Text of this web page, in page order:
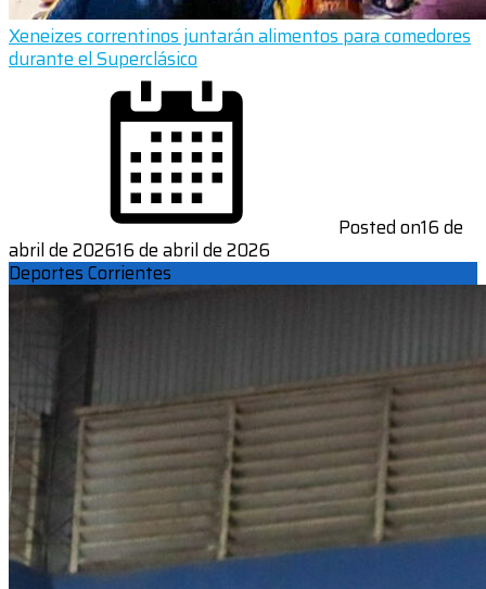
Xeneizes correntinos juntarán alimentos para comedores
durante el Superclásico
Posted on16 de
abril de 202616 de abril de 2026
Deportes Corrientes